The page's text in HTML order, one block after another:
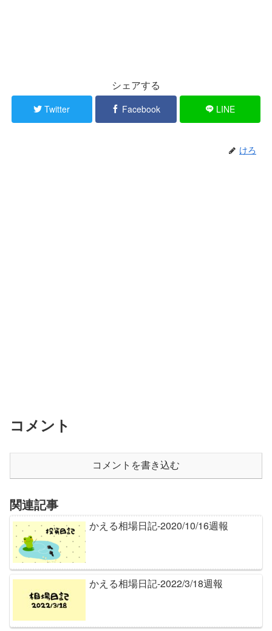
シェアする
Twitter Facebook LINE
けろ
コメント
コメントを書き込む
関連記事
かえる相場日記-2020/10/16週報
かえる相場日記-2022/3/18週報